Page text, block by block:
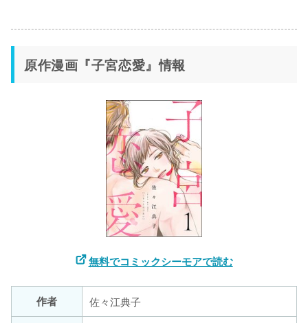
原作漫画『子宮恋愛』情報
無料でコミックシーモアで読む
作者
佐々江典子